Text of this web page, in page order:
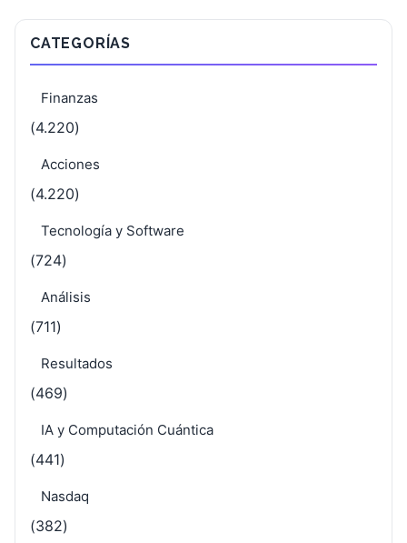
CATEGORÍAS
Finanzas
(4.220)
Acciones
(4.220)
Tecnología y Software
(724)
Análisis
(711)
Resultados
(469)
IA y Computación Cuántica
(441)
Nasdaq
(382)